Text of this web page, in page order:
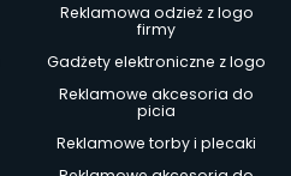
Reklamowa odzież z logo
firmy
Gadżety elektroniczne z logo
Reklamowe akcesoria do
picia
Reklamowe torby i plecaki